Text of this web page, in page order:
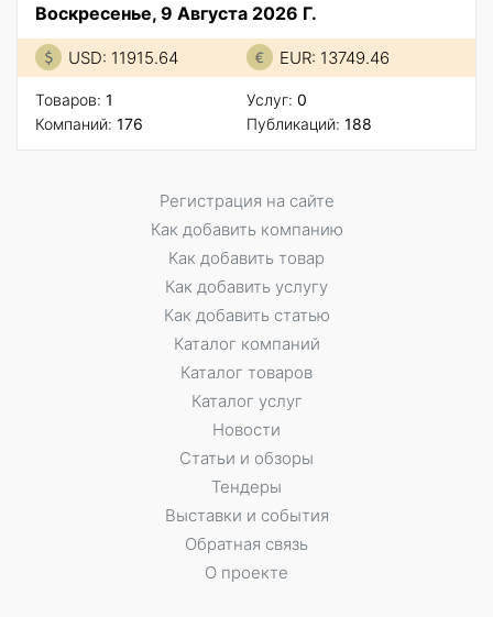
Воскресенье, 9 Августа 2026 Г.
USD: 11915.64 EUR: 13749.46
Товаров: 1
Компаний: 176
Услуг: 0
Публикаций: 188
Регистрация на сайте
Как добавить компанию
Как добавить товар
Как добавить услугу
Как добавить статью
Каталог компаний
Каталог товаров
Каталог услуг
Новости
Статьи и обзоры
Тендеры
Выставки и события
Обратная связь
О проекте